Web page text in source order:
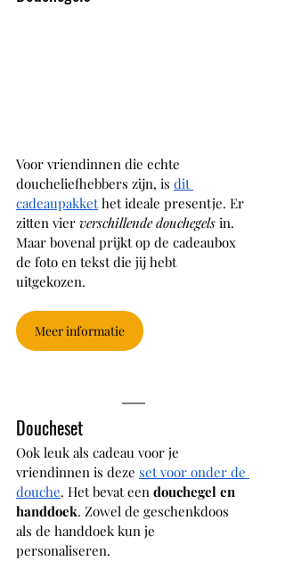
Voor vriendinnen die echte
doucheliefhebbers zijn, is dit
cadeaupakket het ideale presentje. Er
zitten vier verschillende douchegels in.
Maar bovenal prijkt op de cadeaubox
de foto en tekst die jij hebt
uitgekozen.
Meer informatie
Doucheset
Ook leuk als cadeau voor je
vriendinnen is deze set voor onder de
douche. Het bevat een douchegel en
handdoek. Zowel de geschenkdoos
als de handdoek kun je
personaliseren.